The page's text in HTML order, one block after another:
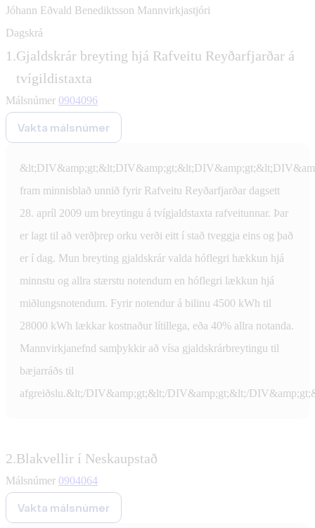
Jóhann Eðvald Benediktsson Mannvirkjastjóri
Dagskrá
1.Gjaldskrár breyting hjá Rafveitu Reyðarfjarðar á
tvígildistaxta
Málsnúmer 0904096
Vakta málsnúmer
fram minnisblað unnið fyrir Rafveitu Reyðarfjarðar dagsett
28. apríl 2009 um breytingu á tvígjaldstaxta rafveitunnar. Þar
er lagt til að verðþrep orku verði eitt í stað tveggja eins og það
er í dag. Mun breyting gjaldskrár valda hóflegri hækkun hjá
minnstu og allra stærstu notendum en hóflegri lækkun hjá
miðlungsnotendum. Fyrir notendur á bilinu 4500 kWh til
28000 kWh lækkar kostnaður lítillega, eða 40% allra notanda.
Mannvirkjanefnd samþykkir að vísa gjaldskrárbreytingu til
bæjarráðs til
afgreiðslu.&lt;/DIV&amp;gt;&lt;/DIV&amp;gt;&lt;/
2.Blakvellir í Neskaupstað
Málsnúmer 0904064
Vakta málsnúmer